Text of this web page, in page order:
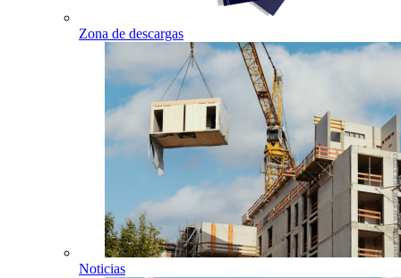
Zona de descargas
Noticias